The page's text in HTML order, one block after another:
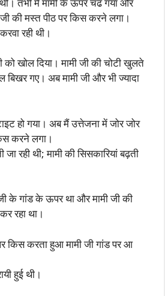
की मस्त पीठ पर किस करने लगा।
रही थी।
को खोल दिया। मामी जी की चोटी खुलते
बिखर गए। अब मामी जी और भी ज्यादा
हो गया। अब मैं उत्तेजना में जोर जोर
करने लगा।
जा रही थी; मामी की सिसकारियां बढ़ती
के गांड के ऊपर था और मामी जी की
रहा था।
किस करता हुआ मामी जी गांड पर आ
हुई थी।